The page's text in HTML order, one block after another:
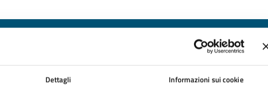
Dettagli Informazioni sui cookie
le informazioni su questa pagina?